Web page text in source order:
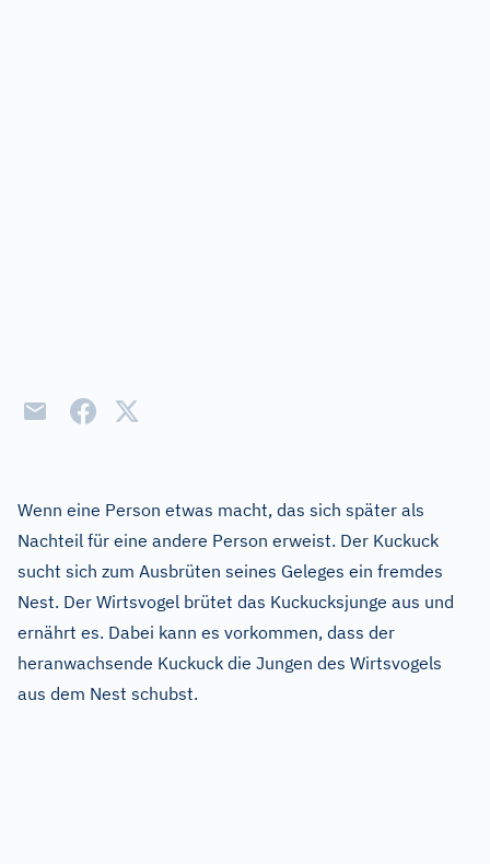
Wenn eine Person etwas macht, das sich später als
Nachteil für eine andere Person erweist. Der Kuckuck
sucht sich zum Ausbrüten seines Geleges ein fremdes
Nest. Der Wirtsvogel brütet das Kuckucksjunge aus und
ernährt es. Dabei kann es vorkommen, dass der
heranwachsende Kuckuck die Jungen des Wirtsvogels
aus dem Nest schubst.